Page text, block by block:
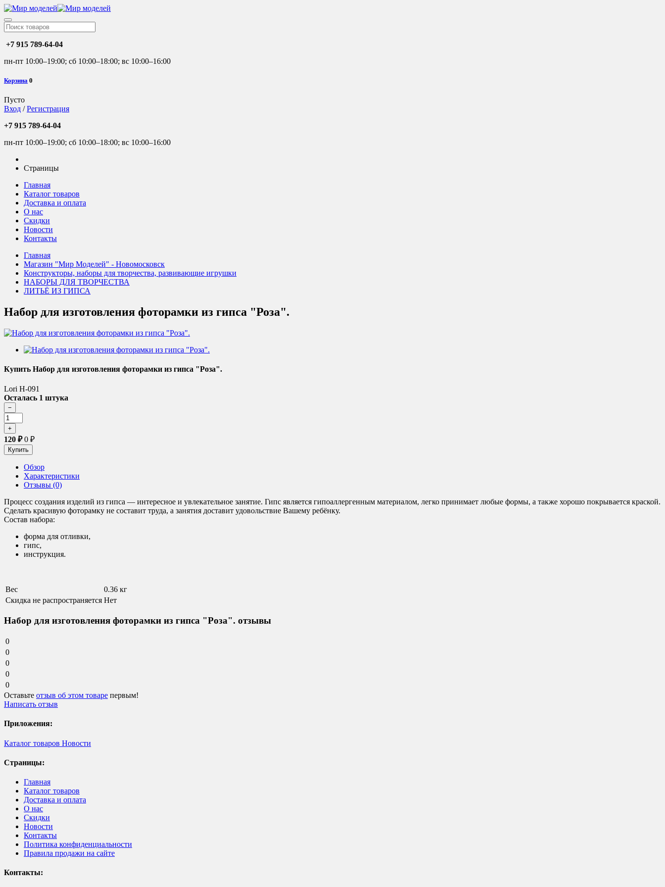
+7 915 789-64-04
пн-пт 10:00–19:00; сб 10:00–18:00; вс 10:00–16:00
Корзина 0
Пусто
Вход /Регистрация
+7 915 789-64-04
пн-пт 10:00–19:00; сб 10:00–18:00; вс 10:00–16:00
Страницы
Главная
Каталог товаров
Доставка и оплата
О нас
Скидки
Новости
Контакты
Главная
Магазин "Мир Моделей" - Новомосковск
Конструкторы, наборы для творчества, развивающие игрушки
НАБОРЫ ДЛЯ ТВОРЧЕСТВА
ЛИТЬЁ ИЗ ГИПСА
Набор для изготовления фоторамки из гипса "Роза".
Купить Набор для изготовления фоторамки из гипса "Роза".
Lori Н-091
Осталась 1 штука
120 ₽0 ₽
Обзор
Характеристики
Отзывы (0)
Процесс создания изделий из гипса — интересное и увлекательное занятие. Гипс является гипоаллергенным материалом, легко принимает любые формы, а также хорошо покрывается краской.
Сделать красивую фоторамку не составит труда, а занятия доставит удовольствие Вашему ребёнку.
Состав набора:
форма для отливки,
гипс,
инструкция.
Вес
0.36 кг
Скидка не распространяется Нет
Набор для изготовления фоторамки из гипса "Роза". отзывы
0
0
0
0
0
Оставьте отзыв об этом товаре первым!
Написать отзыв
Приложения:
Каталог товаров Новости
Страницы:
Главная
Каталог товаров
Доставка и оплата
О нас
Скидки
Новости
Контакты
Политика конфиденциальности
Правила продажи на сайте
Контакты: